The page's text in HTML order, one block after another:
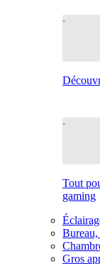
Tout
gaming
Gros